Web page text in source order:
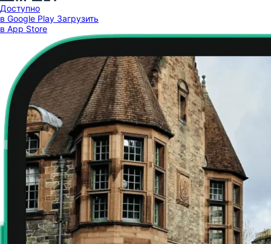
Доступно
в Google Play Загрузить
в App Store